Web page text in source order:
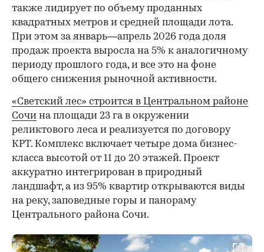
также лидирует по объему проданных
квадратных метров и средней площади лота.
При этом за январь—апрель 2026 года доля
продаж проекта выросла на 5% к аналогичному
периоду прошлого года, и все это на фоне
общего снижения рыночной активности.
«Светский лес» строится в Центральном районе
Сочи на площади 23 га в окружении
реликтового леса и реализуется по договору
КРТ. Комплекс включает четыре дома бизнес-
класса высотой от 11 до 20 этажей. Проект
аккуратно интегрирован в природный
ландшафт, а из 95% квартир открываются виды
на реку, заповедные горы и панораму
Центрального района Сочи.